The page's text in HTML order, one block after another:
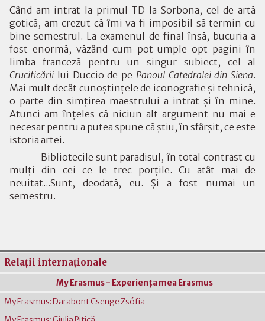
Când am intrat la primul TD la Sorbona, cel de artă
gotică, am crezut că îmi va fi imposibil să termin cu
bine semestrul. La examenul de final însă, bucuria a
fost enormă, văzând cum pot umple opt pagini în
limba franceză pentru un singur subiect, cel al
Crucificării lui Duccio de pe Panoul Catedralei din Siena.
Mai mult decât cunoştinţele de iconografie şi tehnică,
o parte din simţirea maestrului a intrat şi în mine.
Atunci am înţeles că niciun alt argument nu mai e
necesar pentru a putea spune că ştiu, în sfârşit, ce este
istoria artei.
Bibliotecile sunt paradisul, în total contrast cu
mulţi din cei ce le trec porţile. Cu atât mai de
neuitat...Sunt, deodată, eu. Şi a fost numai un
semestru.
Relaţii internaţionale
My Erasmus - Experienţa mea Erasmus
My Erasmus: Darabont Csenge Zsófia